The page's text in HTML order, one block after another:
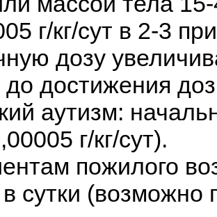
г/кг/сут в 2-3
дозу
достижения
аутизм:
г/кг/сут).
пожилого
сутки (возможно